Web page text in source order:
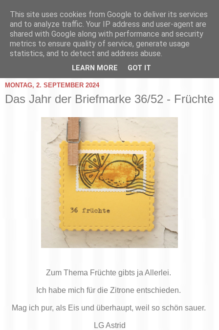
MONTAG, 2. SEPTEMBER 2024
Das Jahr der Briefmarke 36/52 - Früchte
Zum Thema Früchte gibts ja Allerlei.
Ich habe mich für die Zitrone entschieden.
Mag ich pur, als Eis und überhaupt, weil so schön sauer.
LG Astrid
This site uses cookies from Google to deliver its services
and to analyze traffic. Your IP address and user-agent are
shared with Google along with performance and security
metrics to ensure quality of service, generate usage
statistics, and to detect and address abuse.
LEARN MORE GOT IT